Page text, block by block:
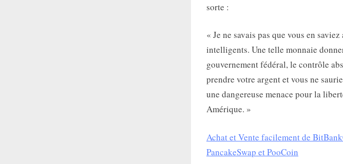
sorte :
« Je ne savais pas que vous en
intelligents. Une telle monnaie
gouvernement fédéral, le contrôle
prendre votre argent et vous ne
une dangereuse menace pour la
Amérique. »
Achat et Vente facilement de
PancakeSwap et PooCoin